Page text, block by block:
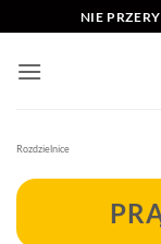
do
zawartości
NIE
Rozdzielnice